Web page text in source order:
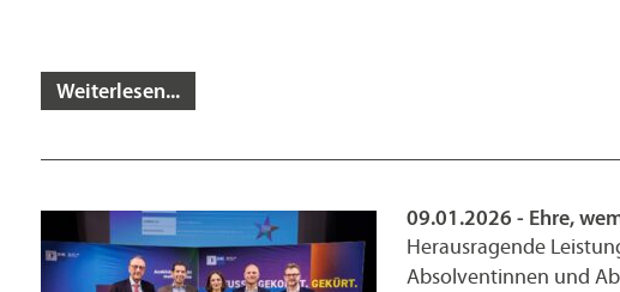
Weiterlesen...
09.01.2026 - Ehre,
Herausragende
Absolventinnen und